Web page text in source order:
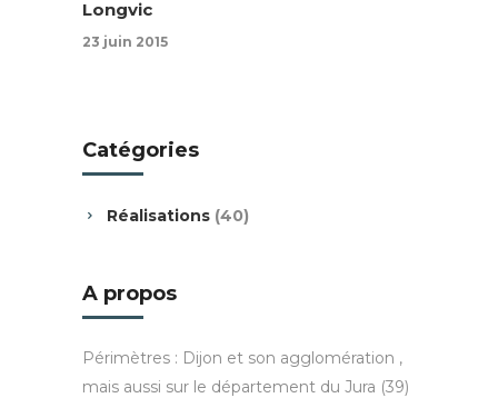
Longvic
23 juin 2015
Catégories
Réalisations (40)
A propos
Périmètres : Dijon et son agglomération ,
mais aussi sur le département du Jura (39)